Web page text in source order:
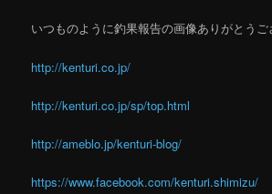
いつものように釣果報告の画像ありがとうご
http://kenturi.co.jp/
http://kenturi.co.jp/sp/top.html
http://ameblo.jp/kenturi-blog/
https://www.facebook.com/kenturi.shimizu/